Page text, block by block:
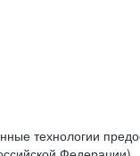
технологии